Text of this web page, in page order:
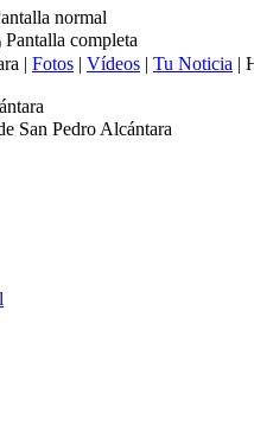
normal
Pantalla completa
| Fotos | Vídeos | Tu Noticia |
San Pedro Alcántara